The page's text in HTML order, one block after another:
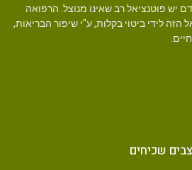
יש פוטנציאל רב שאינו מנוצל. הרפואה
לידי ביטוי בקלות, ע"י שיפור הבריאות,
שכיחים